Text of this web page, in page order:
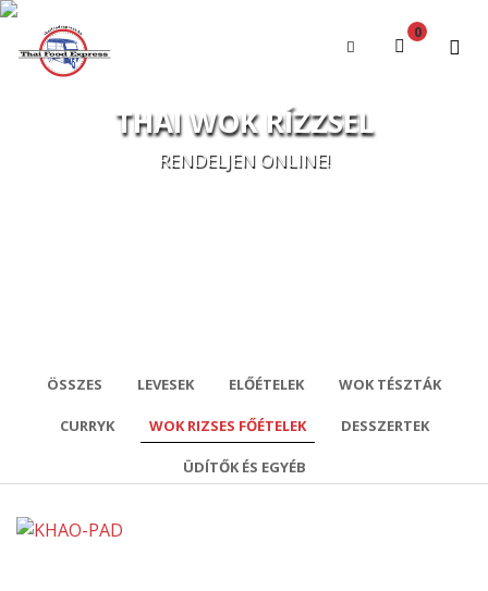
0
THAI WOK RÍZZSEL
RENDELJEN ONLINE!
ÖSSZES LEVESEK ELŐÉTELEK WOK TÉSZTÁK
CURRYK WOK RIZSES FŐÉTELEK DESSZERTEK
ÜDÍTŐK ÉS EGYÉB